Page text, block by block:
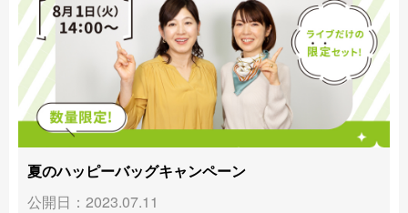
夏のハッピーバッグキャンペーン
公開日：2023.07.11